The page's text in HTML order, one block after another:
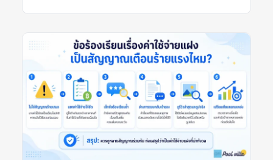
ของเจ้าของที่พัก สิ่งสำคัญคือไม่ควรตัดสินจากรีวิวเดียว รูปเดียว
ก่อนตัดสินใจจอง ทำไมควรเปรียบเทียบรีวิวพูลวิลล่าจากหลาย
แหล่ง หมายถึงอะไร? ทำไมควรเปรียบเทียบรีวิวพูลวิลล่าจากหลาย
แหล่ง หมายถึงการนำข้อมูลจากหลายแพลตฟอร์มหรือหลาย
ประกาศไว้หรือไม่ ไม่ใช่ดูรีวิวจากที่เดียวแล้วสรุปทันทีว่าที่พักดีหรือ
ไม่ดี รีวิวแต่ละแหล่งมีจุดแข็งต่างกัน บางแพลตฟอร์มมีรีวิวจากผู้
เข้าพักจริงจำนวนมาก บางแหล่งมีรูปจากผู้ใช้ที่ช่วยยืนยันสภาพ
ปัจจุบัน บางแหล่งมีคอมเมนต์ที่พูดตรง ๆ เกี่ยวกับข้อเสีย เช่น ทาง
เข้ายาก สระไม่สะอาด กฎเสียงเข้มงวด หรือมีค่าใช้จ่ายเพิ่มเติม การ
เปรียบเทียบจึงไม่ได้ทำเพื่อจับผิดที่พัก แต่ทำเพื่อให้เห็นข้อเท็จจริง
รอบด้าน โดยเฉพาะพูลวิลล่าที่มีราคาต่อคืนค่อนข้างสูงและมักจอง